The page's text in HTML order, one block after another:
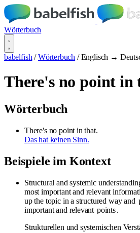
Wörterbuch
babelfish / Wörterbuch / Englisch →
There's no point in
Wörterbuch
There's no point in that.
Das hat keinen Sinn.
Beispiele im Kontext
Structural and systemic
most important and relevant
up the topic in a structured way and
important and relevant points.
Strukturellen und systemischen